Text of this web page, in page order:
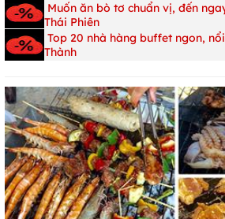
Muốn ăn bò tơ chuẩn vị, đến
Thái Phiên
Top 20 nhà hàng buffet ngon,
Thành